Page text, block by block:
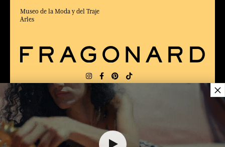
Museo de la Moda y del Traje
Arles
ENTREGA: US
×